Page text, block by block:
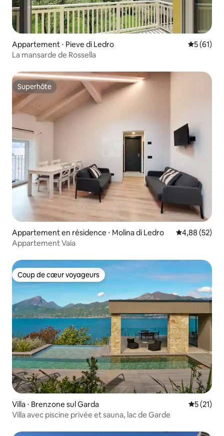
Appartement ⋅ Pieve di Ledro
5 (61)
La mansarde de Rossella
Superhôte
Superhôte
Appartement en résidence ⋅ Molina di Ledro Évaluation
4,88 (52)
Appartement Vaia
Coup de cœur voyageurs
Coup de cœur voyageurs
Villa ⋅ Brenzone sul Garda
5 (21)
Villa avec piscine privée et sauna, lac de Garde